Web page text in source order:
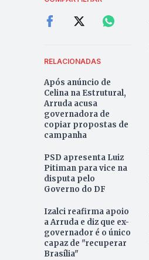
RELACIONADAS
Após anúncio de
Celina na Estrutural,
Arruda acusa
governadora de
copiar propostas de
campanha
PSD apresenta Luiz
Pitiman para vice na
disputa pelo
Governo do DF
Izalci reafirma apoio
a Arruda e diz que ex-
governador é o único
capaz de "recuperar
Brasília"